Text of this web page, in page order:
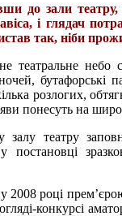
до зали театру,
і глядач
так, ніби
театральне небо
бутафорські
розлогих,
понесуть на
залу театру
постановці
2008 році
конкурсі